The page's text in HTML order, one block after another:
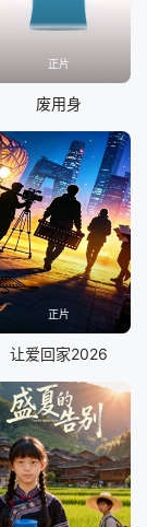
正片
废用身
正片
让爱回家2026